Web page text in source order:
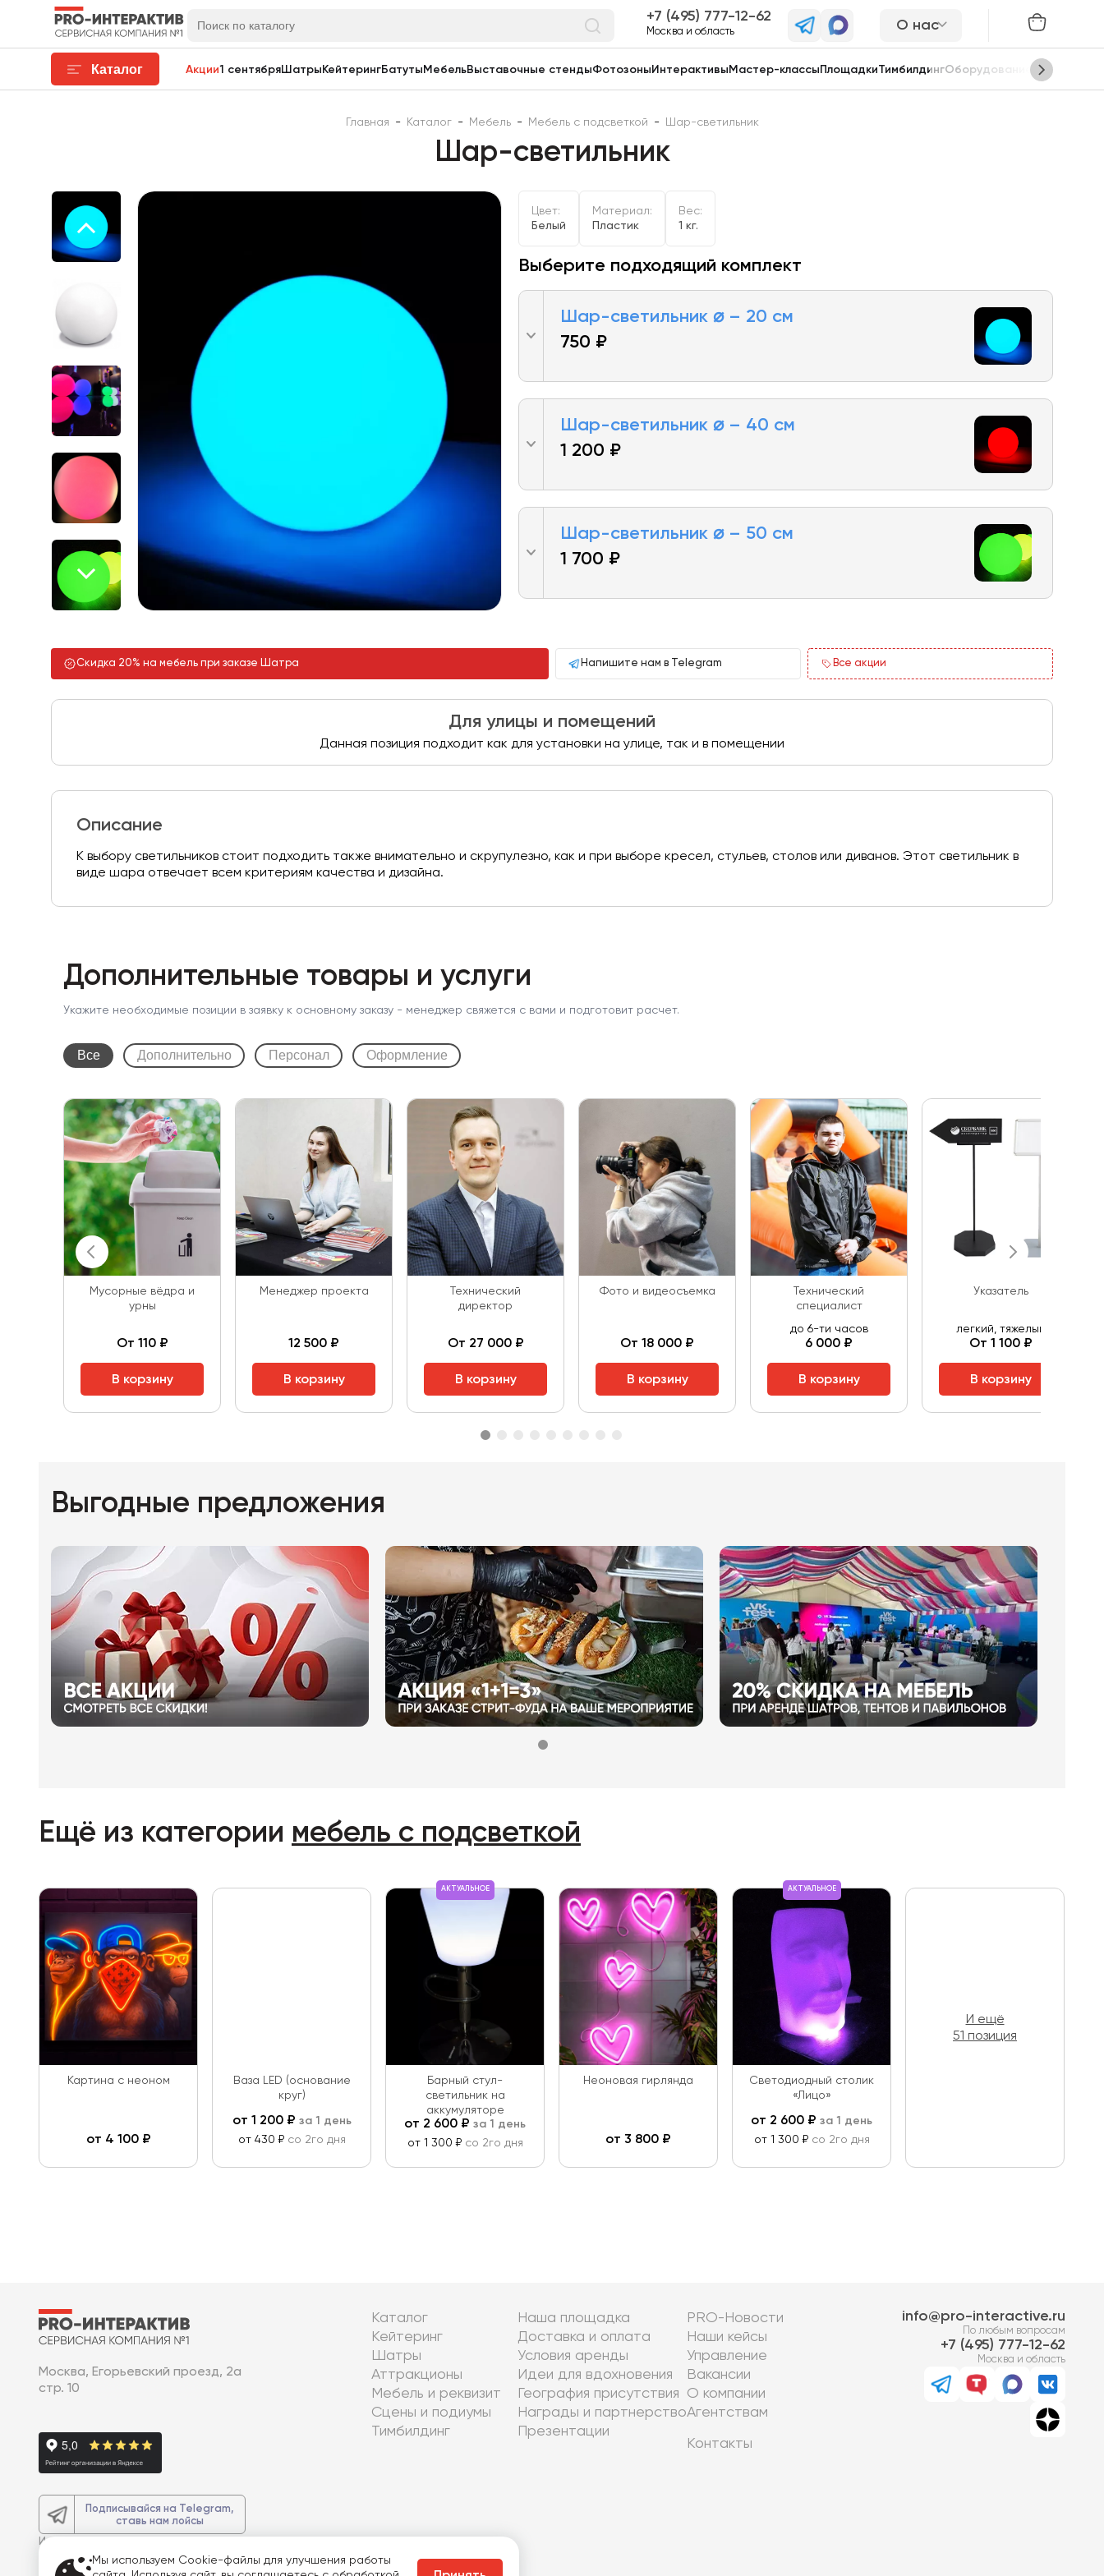
7 (495) 777-12-62
Москва и область О нас
Каталог Акции1 сентябряШатры КейтерингБатуты МебельВыставочные стендыФотозоны Интерактивы Мастер-классы ПлощадкиТимбилдингОборудование Сцены
Главная - Каталог - Мебель - Мебель с подсветкой - Шар-светильник
Шар-светильник
Цвет:
Белый
Материал:
Пластик
Вес:
1 кг.
Выберите подходящий комплект
Шар-светильник ⌀ – 20 см
750 ₽
Шар-светильник ⌀ – 40 см
1 200 ₽
Шар-светильник ⌀ – 50 см
1 700 ₽
Скидка 20% на мебель при заказе Шатра Напишите нам в Telegram Все акции
Для улицы и помещений
Данная позиция подходит как для установки на улице, так и в помещении
Описание
К выбору светильников стоит подходить также внимательно и скрупулезно, как и при выборе кресел, стульев, столов или диванов. Этот светильник в
виде шара отвечает всем критериям качества и дизайна.
Дополнительные товары и услуги
Укажите необходимые позиции в заявку к основному заказу - менеджер свяжется с вами и подготовит расчет.
Все Дополнительно Персонал Оформление
Мусорные вёдра и
урны
От 110 ₽
В корзину
Менеджер проекта
12 500 ₽
В корзину
Технический
директор
От 27 000 ₽
В корзину
Фото и видеосъемка
От 18 000 ₽
В корзину
Технический
специалист
до 6-ти часов
6 000 ₽
В корзину
Указатель
легкий, тяжелый
От 1 100 ₽
В корзину
Выгодные предложения
Ещё из категории мебель с подсветкой
Картина с неоном
от 4 100₽
Ваза LED (основание
круг)
от 1 200₽ за 1 день
от 430 ₽ со 2го дня
АКТУАЛЬНОЕ
Барный стул-
светильник на
аккумуляторе
от 2 600 ₽ за 1 день
от 1 300 ₽ со 2го дня
Неоновая гирлянда
от 3 800 ₽
АКТУАЛЬНОЕ
Светодиодный столик
«Лицо»
от 2 600 ₽ за 1 день
от 1 300 ₽ со 2го дня
И ещё
51 позиция
Москва, Егорьевский проезд, 2а
стр. 10
Подписывайся на Telegram,
ставь нам лойсы
И получите
Каталог
Кейтеринг
Шатры
Аттракционы
Мебель и реквизит
Сцены и подиумы
Тимбилдинг
Наша площадка
Доставка и оплата
Условия аренды
Идеи для вдохновения
География присутствия
Награды и партнерство
Презентации
PRO-Новости
Наши кейсы
Управление
Вакансии
О компании
Агентствам
Контакты
info@pro-interactive.ru
По любым вопросам
7 (495) 777-12-62
Москва и область
Мы используем Cookie-файлы для улучшения работы